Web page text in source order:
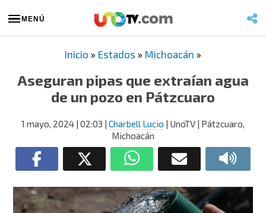
MENÚ
Inicio » Estados » Michoacán »
Aseguran pipas que extraían agua
de un pozo en Pátzcuaro
1 mayo, 2024 | 02:03 | Charbell Lucio | UnoTV | Pátzcuaro,
Michoacán